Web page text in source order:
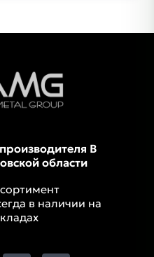
В
области
в наличии на